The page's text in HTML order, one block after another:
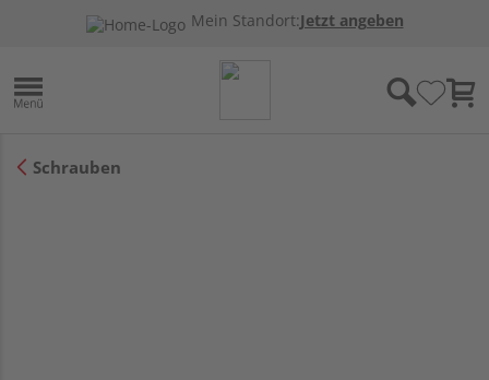
Mein Standort:Jetzt angeben
Schrauben